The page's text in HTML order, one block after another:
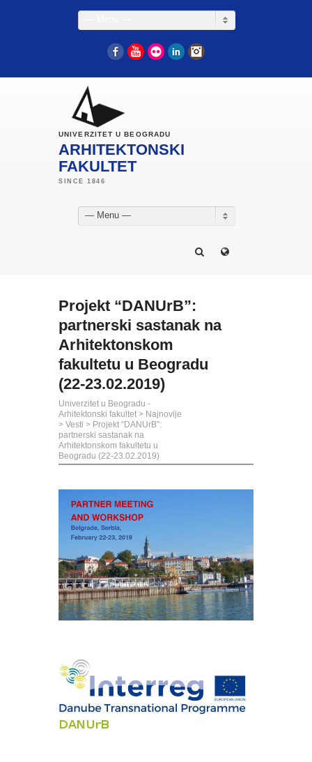
FacebookYouTube
Flickr LinkedIn
UNIVERZITET U BEOGRADU
ARHITEKTONSKI
FAKULTET
— Menu —
Projekt “DANUrB”:
partnerski sastanak na
Arhitektonskom
fakultetu u Beogradu
(22-23.02.2019)
Univerzitet u Beogradu -
Arhitektonski fakultet > Najnovije
> Vesti > Projekt “DANUrB”:
partnerski sastanak na
Arhitektonskom fakultetu u
Beogradu (22-23.02.2019)